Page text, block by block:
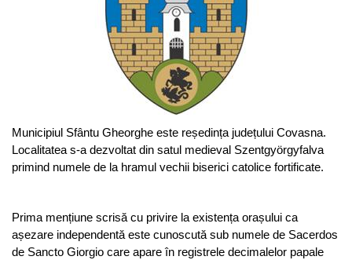
Municipiul Sfântu Gheorghe este reședința județului Covasna.
Localitatea s-a dezvoltat din satul medieval Szentgyörgyfalva
primind numele de la hramul vechii biserici catolice fortificate.
Prima mențiune scrisă cu privire la existența orașului ca
așezare independentă este cunoscută sub numele de Sacerdos
de Sancto Giorgio care apare în registrele decimalelor papale